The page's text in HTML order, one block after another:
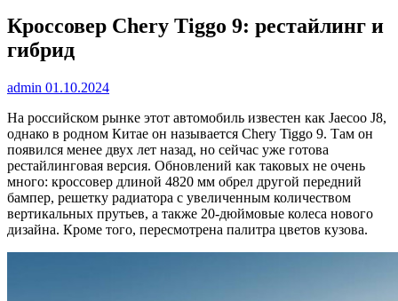
Кроссовер Chery Tiggo 9: рестайлинг и
гибрид
admin 01.10.2024
На российском рынке этот автомобиль известен как Jaecoo J8,
однако в родном Китае он называется Chery Tiggo 9. Там он
появился менее двух лет назад, но сейчас уже готова
рестайлинговая версия. Обновлений как таковых не очень
много: кроссовер длиной 4820 мм обрел другой передний
бампер, решетку радиатора с увеличенным количеством
вертикальных прутьев, а также 20-дюймовые колеса нового
дизайна. Кроме того, пересмотрена палитра цветов кузова.